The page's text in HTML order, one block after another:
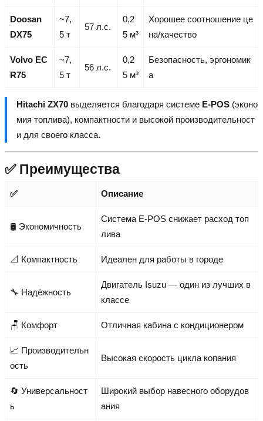
Doosan
DX75
~7,
5 т
57 л.с.
0,2
5 м³
Хорошее соотношение це
на/качество
Volvo EC
R75
~7,
5 т
56 л.с.
0,2
5 м³
Безопасность, эргономик
а
Hitachi ZX70 выделяется благодаря системе E-POS (эконо
мия топлива), компактности и высокой производительност
и для своего класса.
✅ Преимущества
✅ Описание
🛢️ Экономичность
Система E-POS снижает расход топ
лива
📐 Компактность Идеален для работы в городе
🔧 Надёжность
Двигатель Isuzu — один из лучших в
классе
🪑 Комфорт Отличная кабина с кондиционером
📈 Производительн
ость
Высокая скорость цикла копания
🔄 Универсальност
ь
Широкий выбор навесного оборудов
ания